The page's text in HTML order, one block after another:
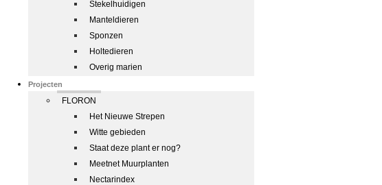
Stekelhuidigen
Manteldieren
Sponzen
Holtedieren
Overig marien
Projecten
FLORON
Het Nieuwe Strepen
Witte gebieden
Staat deze plant er nog?
Meetnet Muurplanten
Nectarindex